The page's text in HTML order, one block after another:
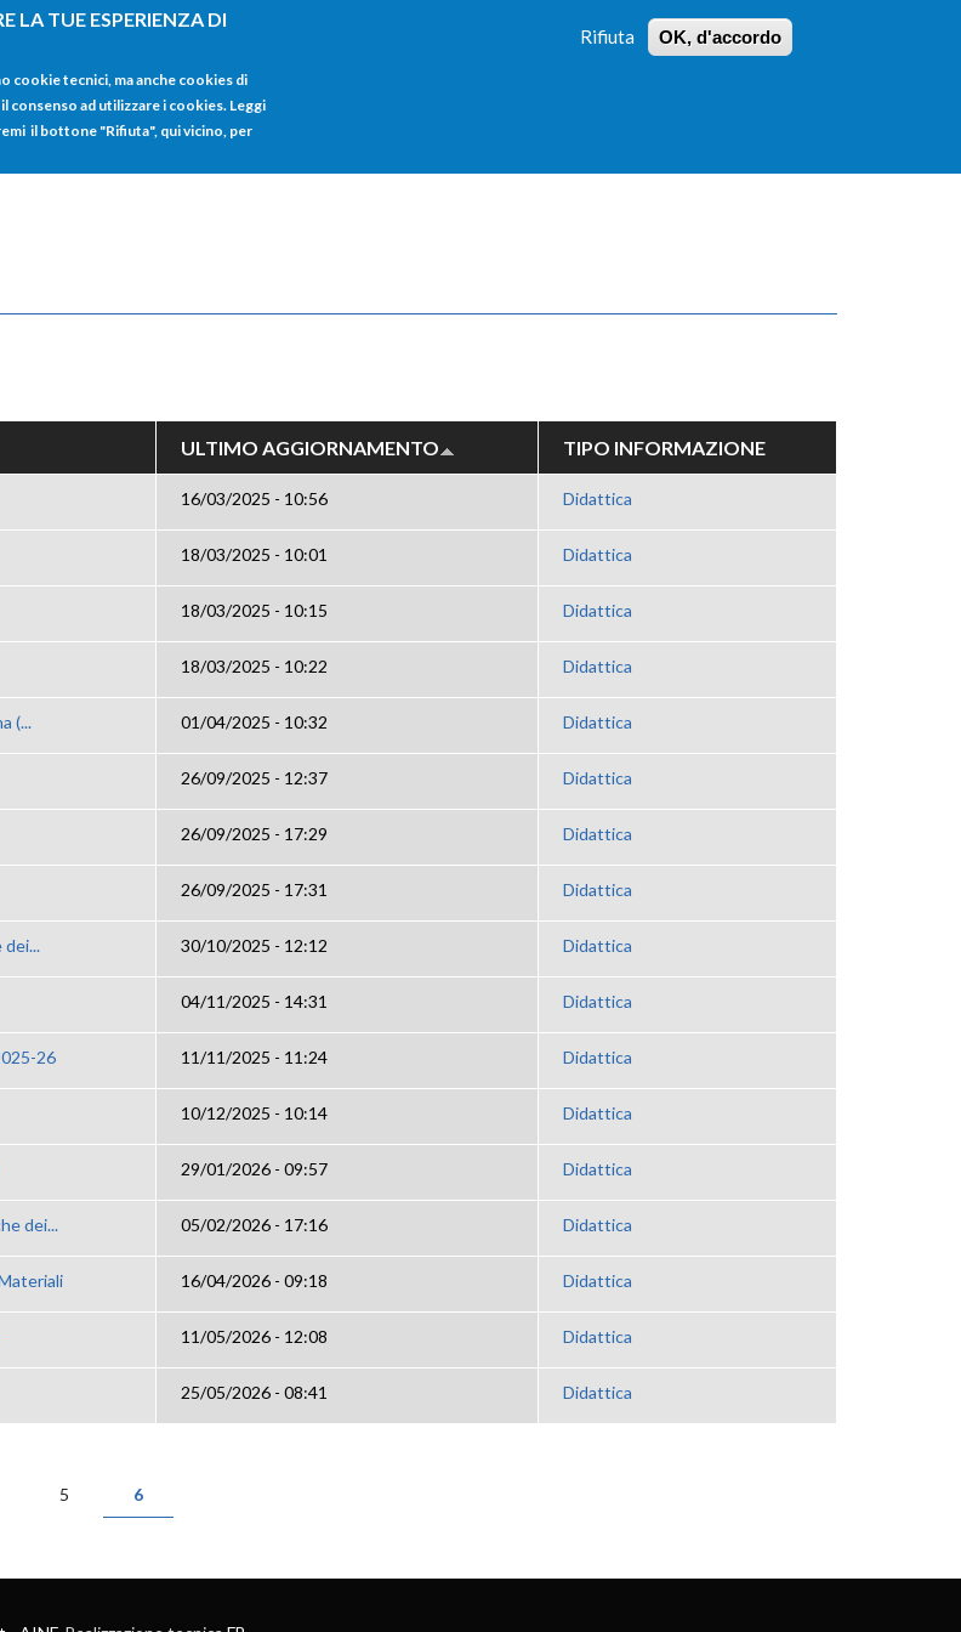
LA TUE ESPERIENZA DI
cookie tecnici, ma anche cookies di
consenso ad utilizzare i cookies. Leggi
il bottone "Rifiuta", qui vicino, per
Rifiuta OK, d'accordo
RICERCA
HOME
ULTIMO AGGIORNAMENTO TIPO INFORMAZIONE
16/03/2025 - 10:56 Didattica
18/03/2025 - 10:01 Didattica
18/03/2025 - 10:15 Didattica
18/03/2025 - 10:22 Didattica
(... 01/04/2025 - 10:32 Didattica
26/09/2025 - 12:37 Didattica
26/09/2025 - 17:29 Didattica
26/09/2025 - 17:31 Didattica
30/10/2025 - 12:12 Didattica
04/11/2025 - 14:31 Didattica
26 11/11/2025 - 11:24 Didattica
10/12/2025 - 10:14 Didattica
29/01/2026 - 09:57 Didattica
dei... 05/02/2026 - 17:16 Didattica
16/04/2026 - 09:18 Didattica
11/05/2026 - 12:08 Didattica
25/05/2026 - 08:41 Didattica
5 6